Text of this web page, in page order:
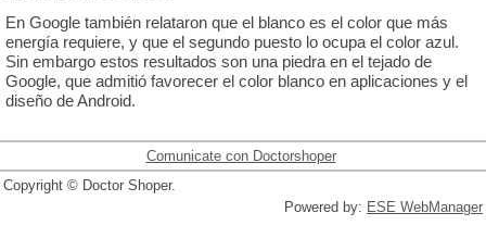
En Google también relataron que el blanco es el color que más
energía requiere, y que el segundo puesto lo ocupa el color azul.
Sin embargo estos resultados son una piedra en el tejado de
Google, que admitió favorecer el color blanco en aplicaciones y el
diseño de Android.
Comunicate con Doctorshoper
Copyright © Doctor Shoper.
Powered by: ESE WebManager